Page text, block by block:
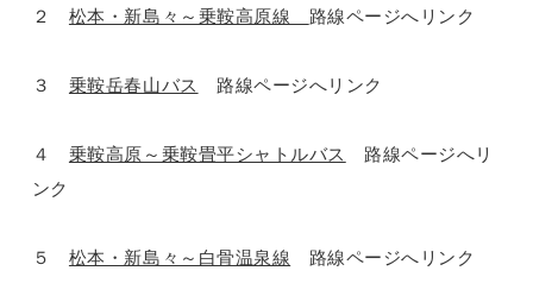
２ 松本・新島々～乗鞍高原線 路線ページへリンク
３ 乗鞍岳春山バス 路線ページへリンク
４ 乗鞍高原～乗鞍畳平シャトルバス
路線ページへリ
ンク
５ 松本・新島々～白骨温泉線 路線ページへリンク